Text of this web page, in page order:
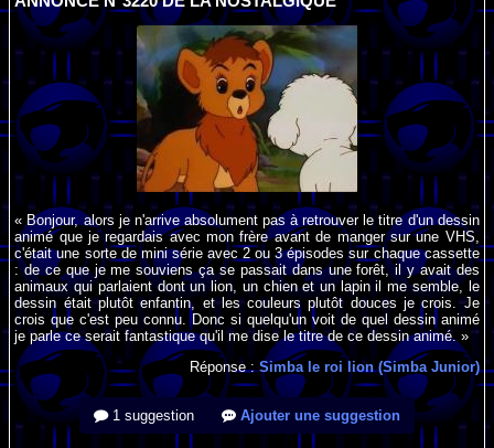
« Bonjour, alors je n'arrive absolument pas à retrouver le titre d'un dessin
animé que je regardais avec mon frère avant de manger sur une VHS,
c'était une sorte de mini série avec 2 ou 3 épisodes sur chaque cassette
: de ce que je me souviens ça se passait dans une forêt, il y avait des
animaux qui parlaient dont un lion, un chien et un lapin il me semble, le
dessin était plutôt enfantin, et les couleurs plutôt douces je crois. Je
crois que c'est peu connu. Donc si quelqu'un voit de quel dessin animé
je parle ce serait fantastique qu'il me dise le titre de ce dessin animé. »
Réponse :Simba le roi lion (Simba Junior)
1 suggestion Ajouter une suggestion